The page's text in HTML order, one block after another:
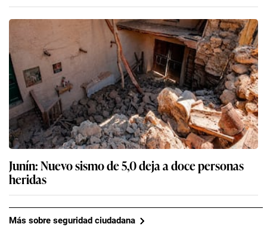
Junín: Nuevo sismo de 5,0 deja a doce personas
heridas
Más sobre seguridad ciudadana